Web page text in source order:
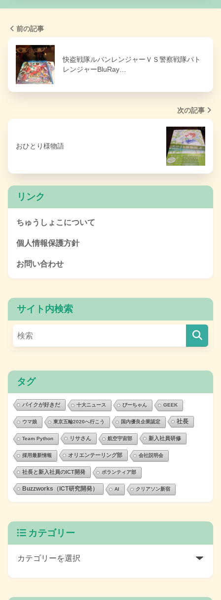
前の記事
快盗戦隊ルパンレンジャーＶＳ警察戦隊パト
レンジャーBluRay…
次の記事
おひとり様物語
リンク
ちゅうしょこについて
個人情報保護方針
お問い合わせ
サイト内検索
タグ
バイクが好きだ 十大ニュース ぴーちゃん GEEK
ウマ娘 東京五輪2020へ行こう 国内優良企業認定 社長
Team Python リサさん 航空宇宙部 新入社員研修
採用最新情報 オリエンテーリング部 会社説明会
社長と新入社員のICT開発 ボランティア部
Buzzworks（ICT研究開発） AI クリアソン新宿
カテゴリー